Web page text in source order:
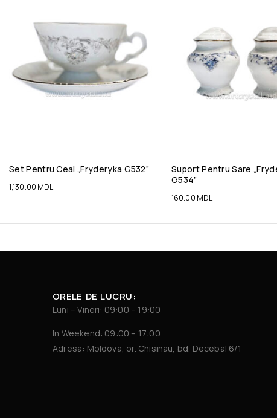
Set Pentru Ceai „Fryderyka G532”
1,130.00 MDL
Suport Pentru Sare
G534”
160.00 MDL
ORELE DE LUCRU:
Luni – Vineri: 09:00 – 19:00
In Weekend: 09:00 – 17:00
Adresa: Moldova, or. Chisinau, bd. Decebal 6/1